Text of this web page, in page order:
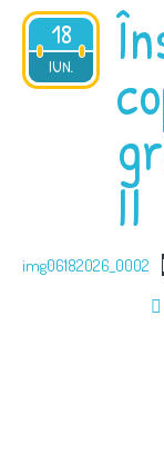
18
IUN.
2026
II
img06182026_0002